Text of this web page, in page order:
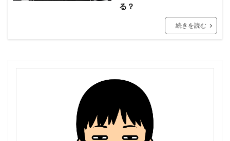
る？
続きを読む